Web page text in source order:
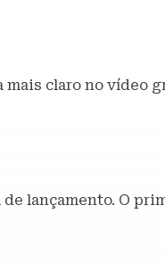
claro no vídeo
de lançamento. O